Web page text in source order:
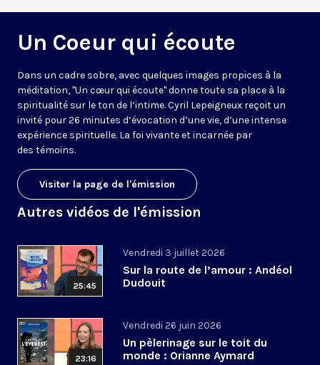
Un Coeur qui écoute
Dans un cadre sobre, avec quelques images propices à la
méditation, "Un cœur qui écoute" donne toute sa place à la
spiritualité sur le ton de l’intime. Cyril Lepeigneux reçoit un
invité pour 26 minutes d’évocation d’une vie, d’une intense
expérience spirituelle. La foi vivante et incarnée par
des témoins.
Visiter la page de l'émission
Autres vidéos de l'émission
25:45
Vendredi 3 juillet 2026
Sur la route de l’amour : Andéol
Dudouit
23:16
Vendredi 26 juin 2026
Un pèlerinage sur le toit du
monde : Orianne Aymard